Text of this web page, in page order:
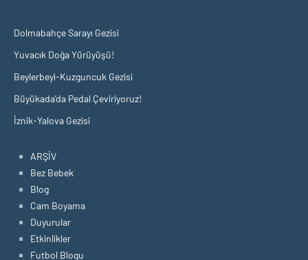
Dolmabahçe Sarayı Gezisi
Yuvacık Doğa Yürüyüşü!
Beylerbeyi-Kuzguncuk Gezisi
Büyükada’da Pedal Çeviriyoruz!
İznik-Yalova Gezisi
ARŞİV
Bez Bebek
Blog
Cam Boyama
Duyurular
Etkinlikler
Futbol Blogu